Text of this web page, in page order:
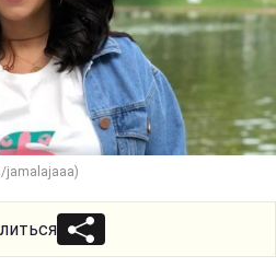
jamalajaaa)